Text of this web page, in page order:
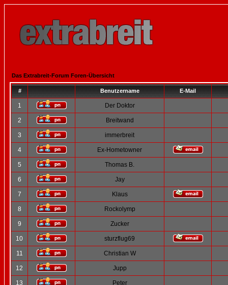
Das Extrabreit-Forum Foren-Übersicht
# Benutzername E-Mail
1 Der Doktor
2 Breitwand
3 immerbreit
4 Ex-Hometowner
5 Thomas B.
6 Jay
7 Klaus
8 Rockolymp
9 Zucker
10 sturzflug69
11 Christian W
12 Jupp
13 Peter